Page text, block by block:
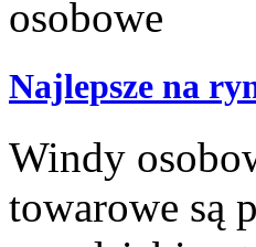
Najlepsze na
Windy
towarowe są